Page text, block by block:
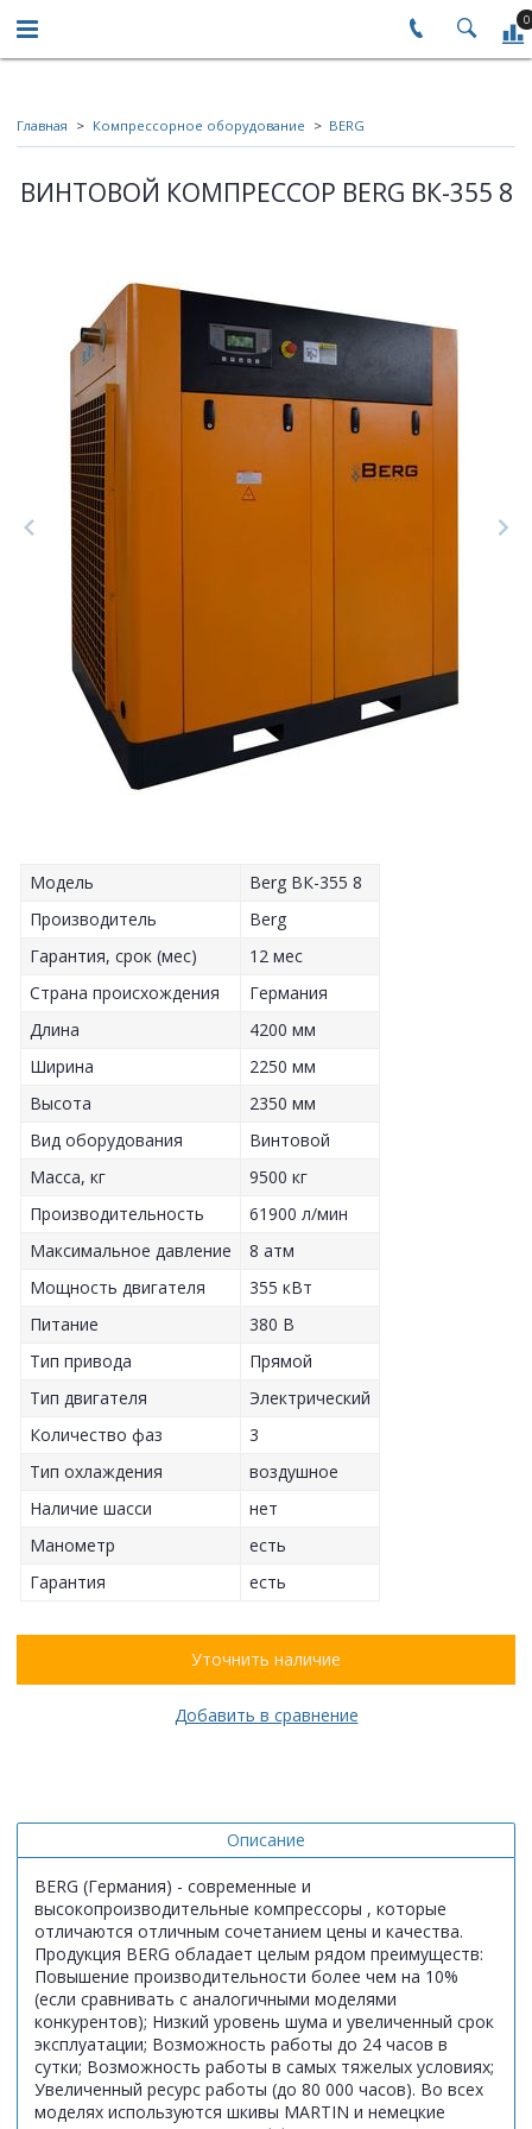
0
Главная Компрессорное оборудование BERG
ВИНТОВОЙ КОМПРЕССОР BERG ВК-355 8
Модель
Berg ВК-355 8
Производитель
Berg
Гарантия, срок (мес)
12 мес
Страна происхождения
Германия
Длина
4200 мм
Ширина
2250 мм
Высота
2350 мм
Вид оборудования
Винтовой
Масса, кг
9500 кг
Производительность
61900 л/мин
Максимальное давление
8 атм
Мощность двигателя
355 кВт
Питание
380 В
Тип привода
Прямой
Тип двигателя
Электрический
Количество фаз
3
Тип охлаждения
воздушное
Наличие шасси
нет
Манометр
есть
Гарантия
есть
Уточнить наличие
Добавить в сравнение
Описание
BERG (Германия) - современные и
высокопроизводительные компрессоры , которые
отличаются отличным сочетанием цены и качества.
Продукция BERG обладает целым рядом преимуществ:
Повышение производительности более чем на 10%
(если сравнивать с аналогичными моделями
конкурентов); Низкий уровень шума и увеличенный срок
эксплуатации; Возможность работы до 24 часов в
сутки; Возможность работы в самых тяжелых условиях;
Увеличенный ресурс работы (до 80 000 часов). Во всех
моделях используются шкивы MARTIN и немецкие